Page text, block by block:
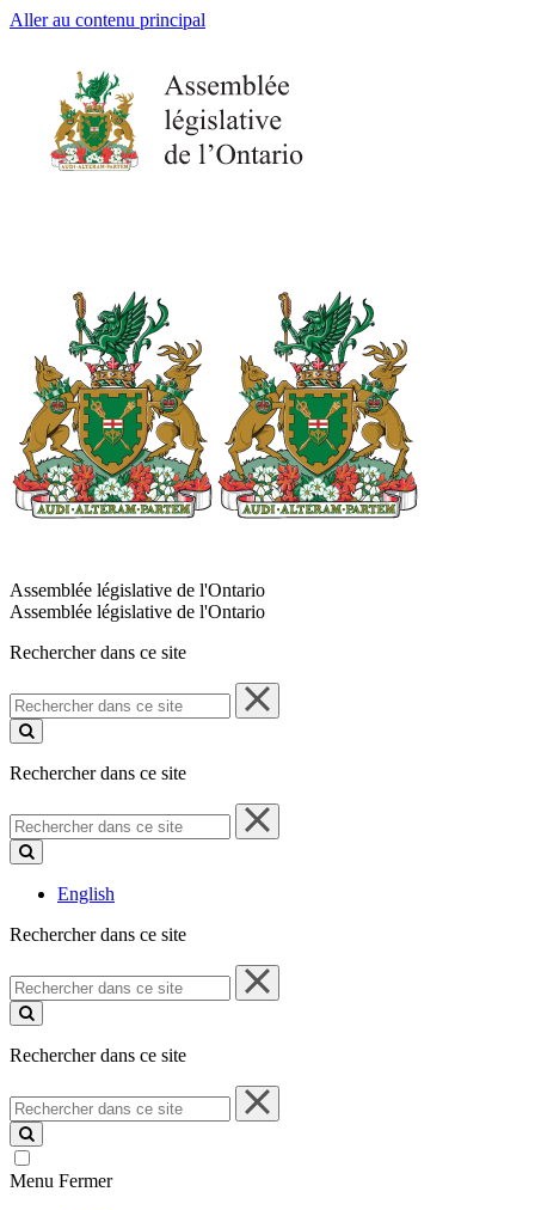
Aller au contenu principal
Assemblée législative de l'Ontario
Assemblée législative de l'Ontario
Rechercher dans ce site
Rechercher
dans
ce
Rechercher dans ce site
Rechercher
dans
ce
English
Rechercher dans ce site
Rechercher
dans
ce
Rechercher dans ce site
Rechercher
dans
ce
site
Menu Fermer